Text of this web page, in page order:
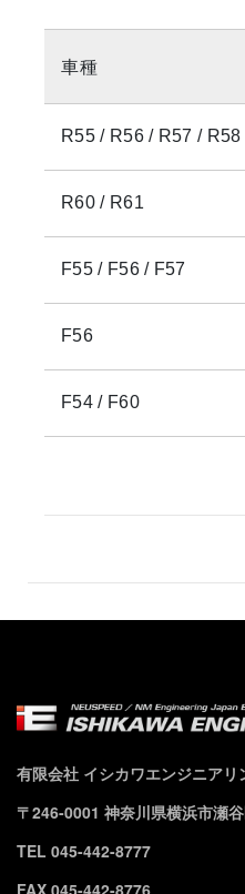
車種
R55 / R56 / R57 / R58
R60 / R61
F55 / F56 / F57
F56
F54 / F60
有限会社 イシカワエンジニアリ
〒246-0001 神奈川県横浜市瀬
TEL 045-442-8777
FAX 045-442-8776